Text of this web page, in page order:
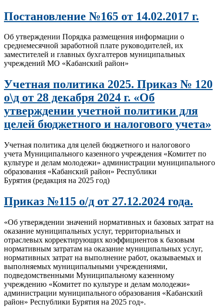
Постановление №165 от 14.02.2017 г.
Об утверждении Порядка размещения информации о
среднемесячной заработной плате руководителей, их
заместителей и главных бухгалтеров муниципальных
учреждений МО «Кабанский район»
Учетная политика 2025. Приказ № 120
о\д от 28 декабря 2024 г. «Об
утверждении учетной политики для
целей бюджетного и налогового учета»
Учетная политика для целей бюджетного и налогового
учета Муниципального казенного учреждения «Комитет по
культуре и делам молодежи» администрации муниципального
образования «Кабанский район» Республики
Бурятия (редакция на 2025 год)
Приказ №115 о/д от 27.12.2024 года.
«Об утверждении значений нормативных и базовых затрат на
оказание муниципальных услуг, территориальных и
отраслевых корректирующих коэффициентов к базовым
нормативным затратам на оказание муниципальных услуг,
нормативных затрат на выполнение работ, оказываемых и
выполняемых муниципальными учреждениями,
подведомственными Муниципальному казенному
учреждению «Комитет по культуре и делам молодежи»
администрации муниципального образования «Кабанский
район» Республики Бурятия на 2025 год».